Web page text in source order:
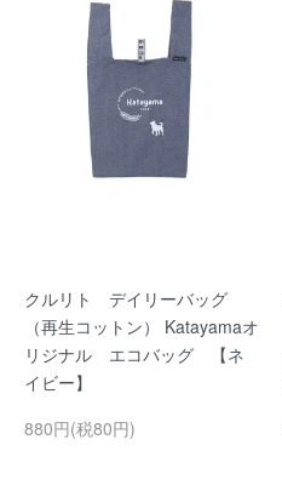
クルリト デイリーバッグ
（再生コットン） Katayamaオ
リジナル エコバッグ 【ネ
イビー】
880円(税80円)